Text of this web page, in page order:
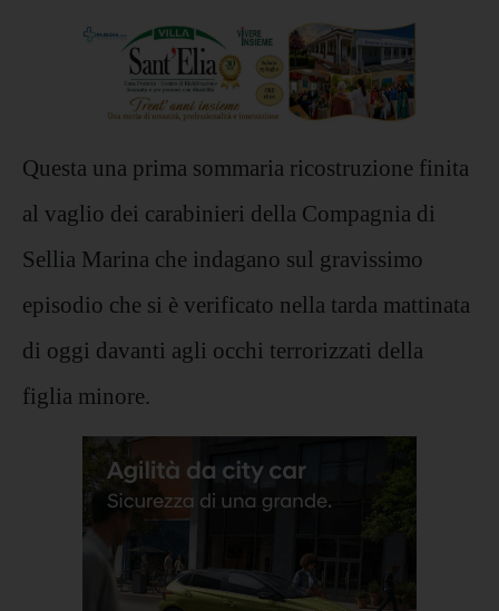
Questa una prima sommaria ricostruzione finita
al vaglio dei carabinieri della Compagnia di
Sellia Marina che indagano sul gravissimo
episodio che si è verificato nella tarda mattinata
di oggi davanti agli occhi terrorizzati della
figlia minore.